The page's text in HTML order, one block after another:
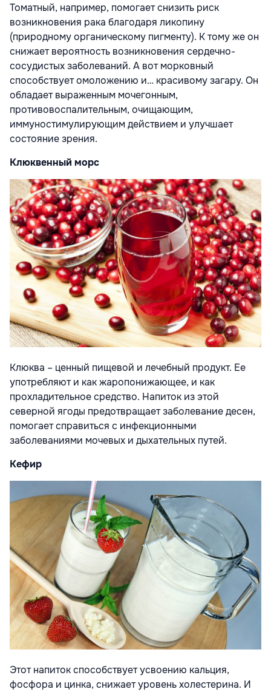
Томатный, например, помогает снизить риск
возникновения рака благодаря ликопину
(природному органическому пигменту). К тому же он
снижает вероятность возникновения сердечно-
сосудистых заболеваний. А вот морковный
способствует омоложению и… красивому загару. Он
обладает выраженным мочегонным,
противовоспалительным, очищающим,
иммуностимулирующим действием и улучшает
состояние зрения.
Клюквенный морс
Клюква – ценный пищевой и лечебный продукт. Ее
употребляют и как жаропонижающее, и как
прохладительное средство. Напиток из этой
северной ягоды предотвращает заболевание десен,
помогает справиться с инфекционными
заболеваниями мочевых и дыхательных путей.
Кефир
Этот напиток способствует усвоению кальция,
фосфора и цинка, снижает уровень холестерина. И